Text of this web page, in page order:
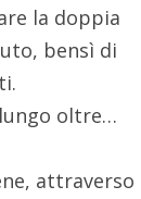
la doppia
bensì di
oltre…
attraverso